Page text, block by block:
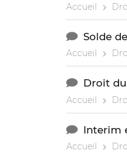
Accueil
Solde
Accueil
Droit
Accueil
Interim
Accueil